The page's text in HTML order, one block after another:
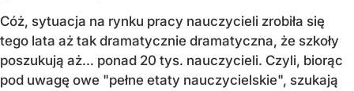
Cóż, sytuacja na rynku pracy nauczycieli zrobiła się
tego lata aż tak dramatycznie dramatyczna, że szkoły
poszukują aż… ponad 20 tys. nauczycieli. Czyli, biorąc
pod uwagę owe "pełne etaty nauczycielskie", szukają